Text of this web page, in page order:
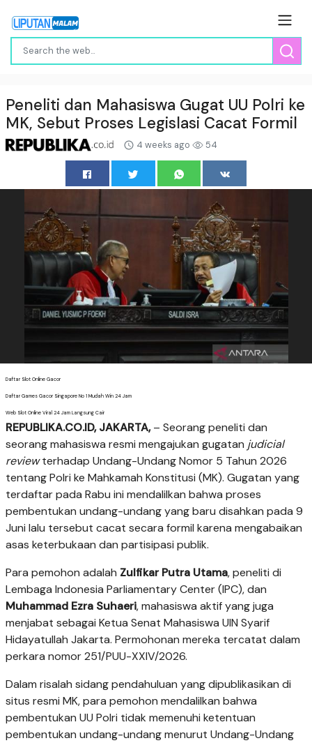
Peneliti dan Mahasiswa Gugat UU Polri ke
MK, Sebut Proses Legislasi Cacat Formil
4 weeks ago 54
Daftar Slot Online Gacor
Daftar Games Gacor Singapore No 1 Mudah Win 24 Jam
Web Slot Online Viral 24 Jam Langsung Cair
REPUBLIKA.CO.ID, JAKARTA,– Seorang peneliti dan
seorang mahasiswa resmi mengajukan gugatan judicial
reviewterhadap Undang-Undang Nomor 5 Tahun 2026
tentang Polri ke Mahkamah Konstitusi (MK). Gugatan yang
terdaftar pada Rabu ini mendalilkan bahwa proses
pembentukan undang-undang yang baru disahkan pada 9
Juni lalu tersebut cacat secara formil karena mengabaikan
asas keterbukaan dan partisipasi publik.
Para pemohon adalah Zulfikar Putra Utama, peneliti di
Lembaga Indonesia Parliamentary Center (IPC), dan
Muhammad Ezra Suhaeri, mahasiswa aktif yang juga
menjabat sebagai Ketua Senat Mahasiswa UIN Syarif
Hidayatullah Jakarta. Permohonan mereka tercatat dalam
perkara nomor 251/PUU-XXIV/2026.
Dalam risalah sidang pendahuluan yang dipublikasikan di
situs resmi MK, para pemohon mendalilkan bahwa
pembentukan UU Polri tidak memenuhi ketentuan
pembentukan undang-undang menurut Undang-Undang